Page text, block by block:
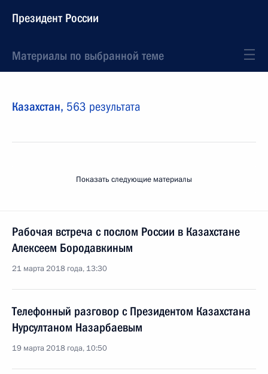
Президент России
Материалы по выбранной теме
Казахстан, 563 результата
Показать следующие материалы
Рабочая встреча с послом России в Казахстане
Алексеем Бородавкиным
21 марта 2018 года, 13:30
Телефонный разговор с Президентом Казахстана
Нурсултаном Назарбаевым
19 марта 2018 года, 10:50